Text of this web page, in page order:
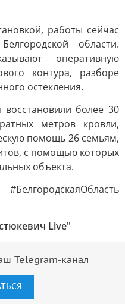
работы сейчас
области.
оперативную
контура, разборе
остекления.
более 30
метров кровли,
помощь 26 семьям,
с помощью которых
объекта.
Live"
Telegram-канал